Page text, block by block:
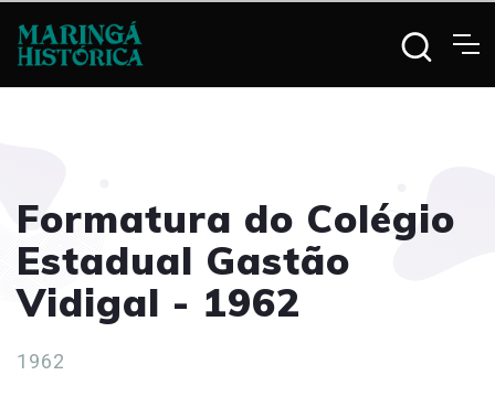
Formatura do Colégio
Estadual Gastão
Vidigal - 1962
1962